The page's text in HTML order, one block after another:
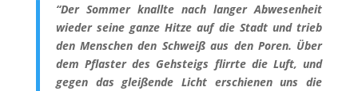
“Der Sommer knallte nach langer Abwesenheit
wieder seine ganze Hitze auf die Stadt und trieb
den Menschen den Schweiß aus den Poren. Über
dem Pflaster des Gehsteigs flirrte die Luft, und
gegen das gleißende Licht erschienen uns die